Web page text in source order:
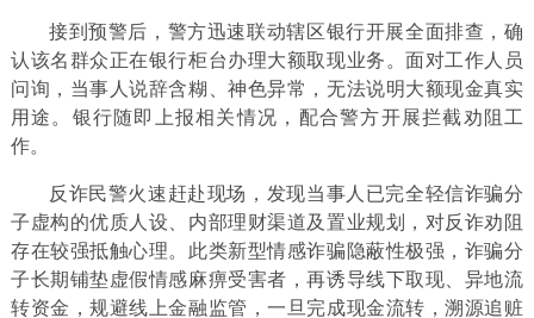
接到预警后，警方迅速联动辖区银行开展全面排查，确
认该名群众正在银行柜台办理大额取现业务。面对工作人员
问询，当事人说辞含糊、神色异常，无法说明大额现金真实
用途。银行随即上报相关情况，配合警方开展拦截劝阻工
作。
反诈民警火速赶赴现场，发现当事人已完全轻信诈骗分
子虚构的优质人设、内部理财渠道及置业规划，对反诈劝阻
存在较强抵触心理。此类新型情感诈骗隐蔽性极强，诈骗分
子长期铺垫虚假情感麻痹受害者，再诱导线下取现、异地流
转资金，规避线上金融监管，一旦完成现金流转，溯源追赃